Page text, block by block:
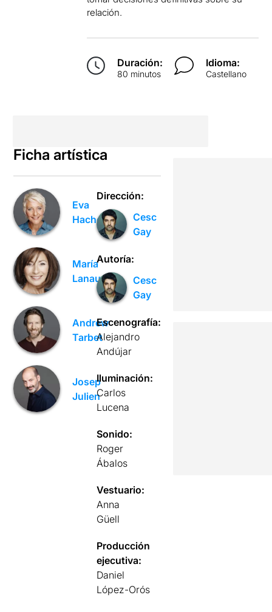
relación.
Duración:
80 minutos
Idioma:
Castellano
Ficha artística
Eva
Hache
María
Lanau
Andrew
Tarbet
Josep
Julien
Dirección:
Cesc
Gay
Autoría:
Cesc
Gay
Escenografía:
Alejandro
Andújar
Iluminación:
Carlos
Lucena
Sonido:
Roger
Ábalos
Vestuario:
Anna
Güell
Producción
ejecutiva:
Daniel
López-Orós